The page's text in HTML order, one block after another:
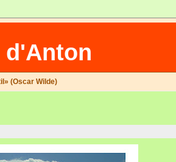
d'Anton
(Oscar Wilde)